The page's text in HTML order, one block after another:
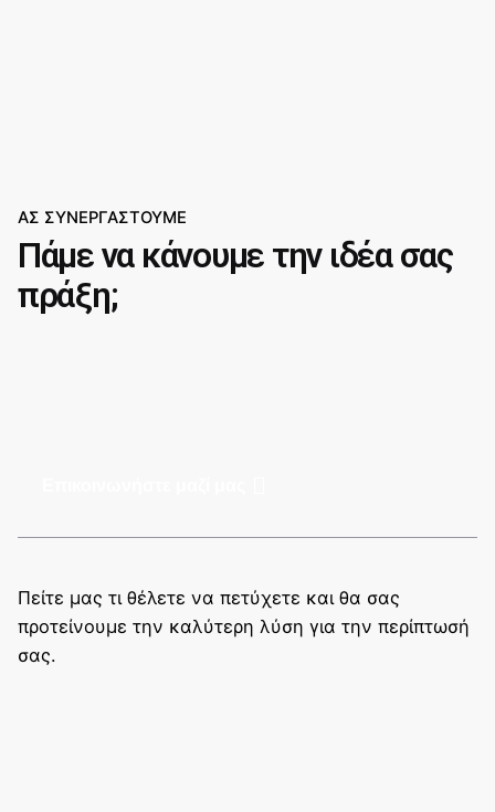
ΑΣ ΣΥΝΕΡΓΑΣΤΟΥΜΕ
Πάμε να κάνουμε την ιδέα σας
πράξη;
Πείτε μας τι θέλετε να πετύχετε και θα σας
προτείνουμε την καλύτερη λύση για την περίπτωσή
σας.